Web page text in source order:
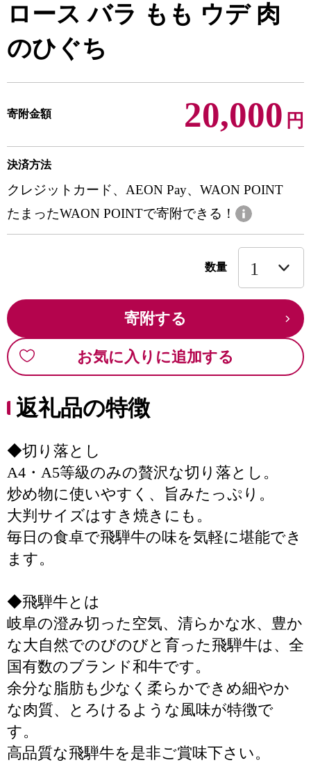
ロース バラ もも ウデ 肉
のひぐち
寄附金額 20,000 円
決済方法
クレジットカード、AEON Pay、WAON POINT
たまったWAON POINTで寄附できる！
数量
寄附する
お気に入りに追加する
返礼品の特徴
◆切り落とし
A4・A5等級のみの贅沢な切り落とし。
炒め物に使いやすく、旨みたっぷり。
大判サイズはすき焼きにも。
毎日の食卓で飛騨牛の味を気軽に堪能でき
ます。
◆飛騨牛とは
岐阜の澄み切った空気、清らかな水、豊か
な大自然でのびのびと育った飛騨牛は、全
国有数のブランド和牛です。
余分な脂肪も少なく柔らかできめ細やか
な肉質、とろけるような風味が特徴で
す。
高品質な飛騨牛を是非ご賞味下さい。